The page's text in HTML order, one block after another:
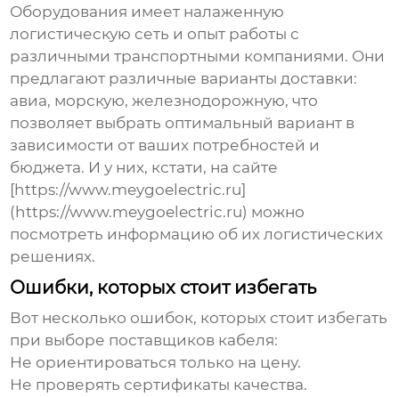
Оборудования имеет налаженную
логистическую сеть и опыт работы с
различными транспортными компаниями. Они
предлагают различные варианты доставки:
авиа, морскую, железнодорожную, что
позволяет выбрать оптимальный вариант в
зависимости от ваших потребностей и
бюджета. И у них, кстати, на сайте
[https://www.meygoelectric.ru]
(https://www.meygoelectric.ru) можно
посмотреть информацию об их логистических
решениях.
Ошибки, которых стоит избегать
Вот несколько ошибок, которых стоит избегать
при выборе поставщиков кабеля:
Не ориентироваться только на цену.
Не проверять сертификаты качества.